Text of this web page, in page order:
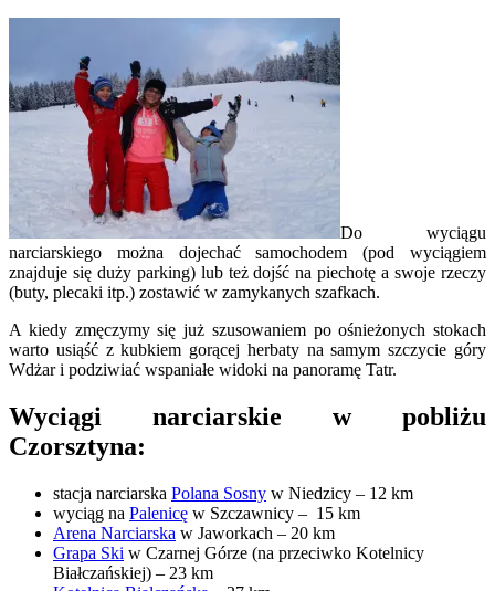
Do wyciągu
narciarskiego można dojechać samochodem (pod wyciągiem
znajduje się duży parking) lub też dojść na piechotę a swoje rzeczy
(buty, plecaki itp.) zostawić w zamykanych szafkach.
A kiedy zmęczymy się już szusowaniem po ośnieżonych stokach
warto usiąść z kubkiem gorącej herbaty na samym szczycie góry
Wdżar i podziwiać wspaniałe widoki na panoramę Tatr.
Wyciągi narciarskie w pobliżu
Czorsztyna:
stacja narciarska Polana Sosny w Niedzicy – 12 km
wyciąg na Palenicę w Szczawnicy – 15 km
Arena Narciarska w Jaworkach – 20 km
Grapa Ski w Czarnej Górze (na przeciwko Kotelnicy
Białczańskiej) – 23 km